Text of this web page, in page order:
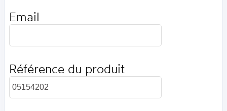
Email
Référence du produit